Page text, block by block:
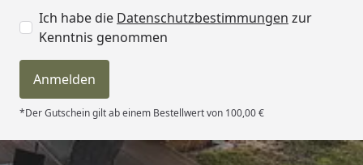
Ich habe die Datenschutzbestimmungen zur
Kenntnis genommen
Anmelden
*Der Gutschein gilt ab einem Bestellwert von 100,00 €